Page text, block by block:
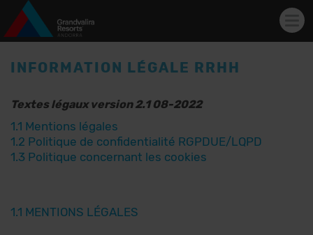
INFORMATION LÉGALE RRHH
Textes légaux version 2.1 08-2022
1.1 Mentions légales
1.2 Politique de confidentialité RGPDUE/LQPD
1.3 Politique concernant les cookies
1.1 MENTIONS LÉGALES